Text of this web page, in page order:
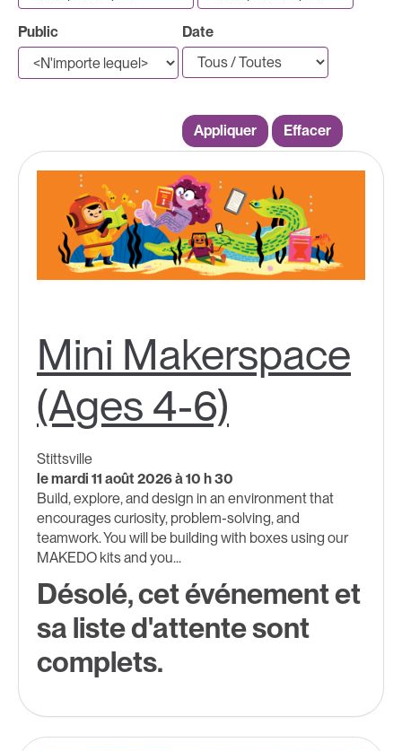
Public Date
Appliquer Effacer
Mini Makerspace
(Ages 4-6)
Stittsville
le mardi 11 août 2026 à 10 h 30
Build, explore, and design in an environment that
encourages curiosity, problem-solving, and
teamwork. You will be building with boxes using our
MAKEDO kits and you...
Désolé, cet événement et
sa liste d'attente sont
complets.